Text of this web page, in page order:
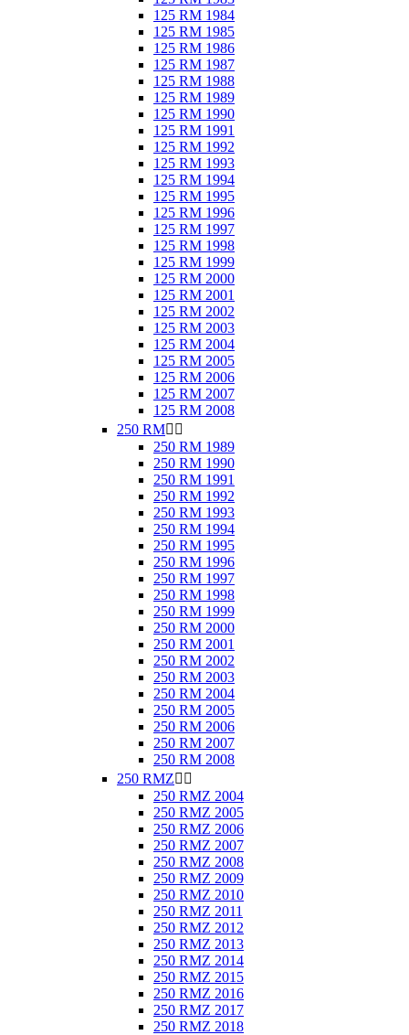
125 RM 1984
125 RM 1985
125 RM 1986
125 RM 1987
125 RM 1988
125 RM 1989
125 RM 1990
125 RM 1991
125 RM 1992
125 RM 1993
125 RM 1994
125 RM 1995
125 RM 1996
125 RM 1997
125 RM 1998
125 RM 1999
125 RM 2000
125 RM 2001
125 RM 2002
125 RM 2003
125 RM 2004
125 RM 2005
125 RM 2006
125 RM 2007
125 RM 2008
250 RM 
250 RM 1989
250 RM 1990
250 RM 1991
250 RM 1992
250 RM 1993
250 RM 1994
250 RM 1995
250 RM 1996
250 RM 1997
250 RM 1998
250 RM 1999
250 RM 2000
250 RM 2001
250 RM 2002
250 RM 2003
250 RM 2004
250 RM 2005
250 RM 2006
250 RM 2007
250 RM 2008
250 RMZ 
250 RMZ 2004
250 RMZ 2005
250 RMZ 2006
250 RMZ 2007
250 RMZ 2008
250 RMZ 2009
250 RMZ 2010
250 RMZ 2011
250 RMZ 2012
250 RMZ 2013
250 RMZ 2014
250 RMZ 2015
250 RMZ 2016
250 RMZ 2017
250 RMZ 2018